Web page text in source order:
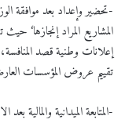
-تحضير وإعداد بعد موافقة
المشاريع المراد إنجازها‘
إعلانات وطنية قصد
تقييم عروض المؤسسات
-المتابعة الميدانية والمالية